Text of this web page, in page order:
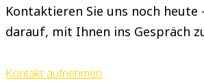
Kontaktieren Sie uns noch heute
darauf, mit Ihnen ins Gespräch
Kontakt aufnehmen